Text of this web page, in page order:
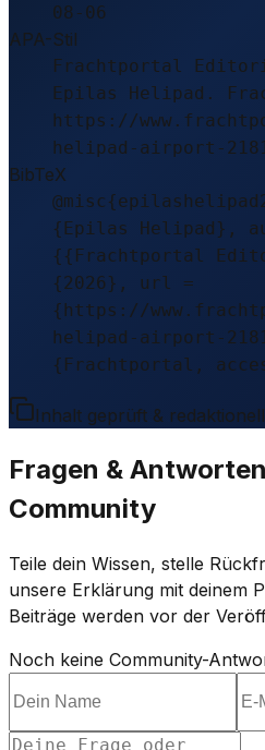
08-06
APA-Stil
Frachtportal
Epilas Helipad.
https://
helipad-airport-
BibTeX
{Epilas Helipad},
{{Frachtportal
{2026}, url =
{https://
helipad-airport-
{Frachtportal,
Inhalt geprüft &
Fragen &
Community
Teile dein Wissen, stelle
unsere Erklärung mit deinem
Beiträge werden vor der
Noch keine Community-